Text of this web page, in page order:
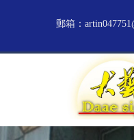
郵箱：